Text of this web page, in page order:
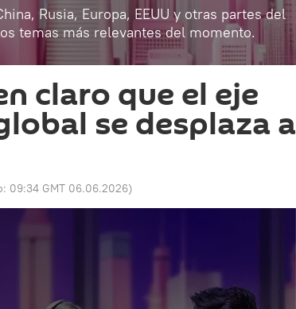
Rusia, Europa, EEUU y otras partes del
temas más relevantes del momento.
claro que el eje
se desplaza a
09:34 GMT 06.06.2026)